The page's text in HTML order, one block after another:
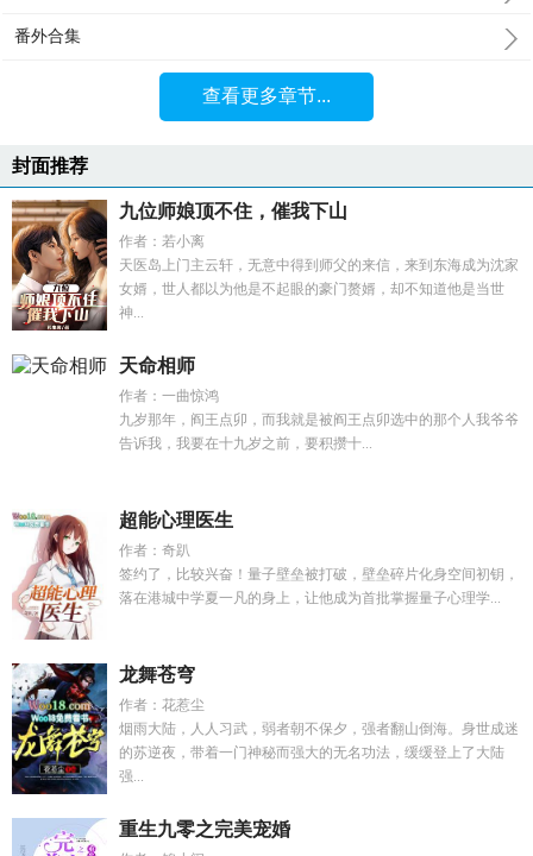
番外合集
查看更多章节...
封面推荐
九位师娘顶不住，催我下山
作者：若小离
天医岛上门主云轩，无意中得到师父的来信，来到东海成为沈家
女婿，世人都以为他是不起眼的豪门赘婿，却不知道他是当世
神...
天命相师
作者：一曲惊鸿
九岁那年，阎王点卯，而我就是被阎王点卯选中的那个人我爷爷
告诉我，我要在十九岁之前，要积攒十...
超能心理医生
作者：奇趴
签约了，比较兴奋！量子壁垒被打破，壁垒碎片化身空间初钥，
落在港城中学夏一凡的身上，让他成为首批掌握量子心理学...
龙舞苍穹
作者：花惹尘
烟雨大陆，人人习武，弱者朝不保夕，强者翻山倒海。身世成迷
的苏逆夜，带着一门神秘而强大的无名功法，缓缓登上了大陆
强...
重生九零之完美宠婚